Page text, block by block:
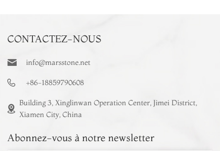
CONTACTEZ-NOUS
info@marsstone.net
+86-18859790608
Building 3, Xinglinwan Operation Center, Jimei District,
Xiamen City, China
Abonnez-vous à notre newsletter